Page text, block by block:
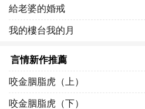
給老婆的婚戒
我的樓台我的月
言情新作推薦
咬金胭脂虎（上）
咬金胭脂虎（下）